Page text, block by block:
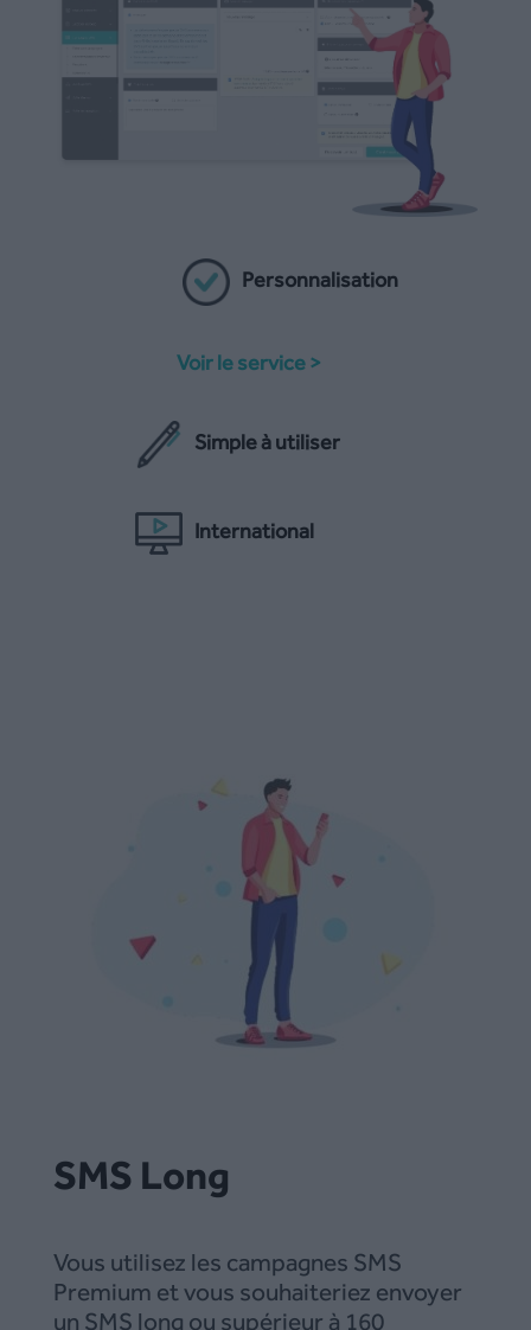
Personnalisation
Voir le service >
Simple à utiliser
International
SMS Long
Vous utilisez les campagnes SMS
Premium et vous souhaiteriez envoyer
un SMS long ou supérieur à 160